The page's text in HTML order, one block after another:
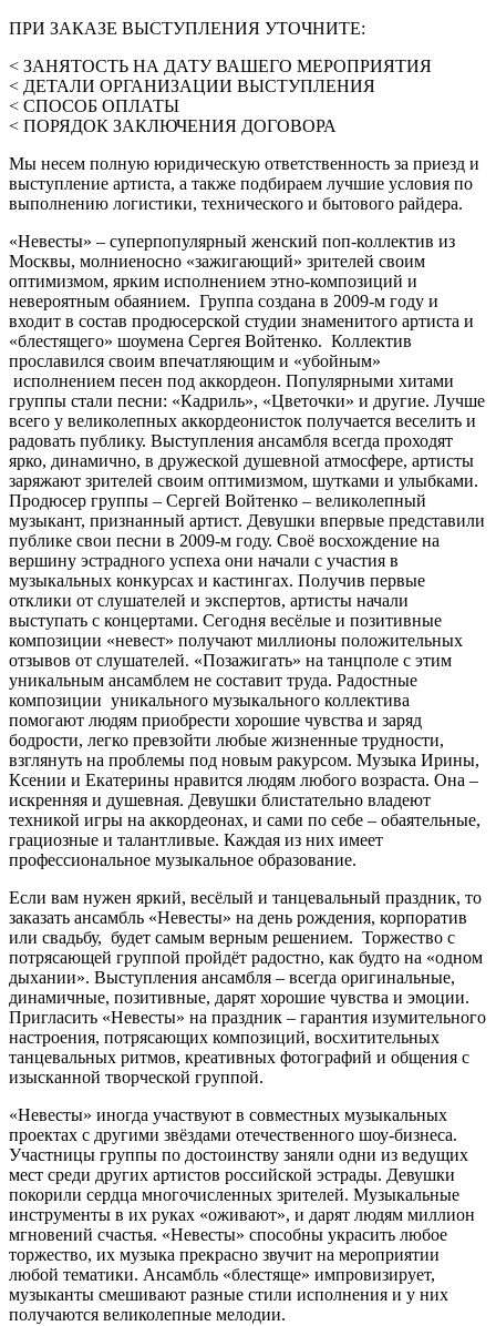
ПРИ ЗАКАЗЕ ВЫСТУПЛЕНИЯ УТОЧНИТЕ:
< ЗАНЯТОСТЬ НА ДАТУ ВАШЕГО МЕРОПРИЯТИЯ
< ДЕТАЛИ ОРГАНИЗАЦИИ ВЫСТУПЛЕНИЯ
< СПОСОБ ОПЛАТЫ
< ПОРЯДОК ЗАКЛЮЧЕНИЯ ДОГОВОРА
Мы несем полную юридическую ответственность за приезд и
выступление артиста, а также подбираем лучшие условия по
выполнению логистики, технического и бытового райдера.
«Невесты» – суперпопулярный женский поп-коллектив из
Москвы, молниеносно «зажигающий» зрителей своим
оптимизмом, ярким исполнением этно-композиций и
невероятным обаянием. Группа создана в 2009-м году и
входит в состав продюсерской студии знаменитого артиста и
«блестящего» шоумена Сергея Войтенко. Коллектив
прославился своим впечатляющим и «убойным»
исполнением песен под аккордеон. Популярными хитами
группы стали песни: «Кадриль», «Цветочки» и другие. Лучше
всего у великолепных аккордеонисток получается веселить и
радовать публику. Выступления ансамбля всегда проходят
ярко, динамично, в дружеской душевной атмосфере, артисты
заряжают зрителей своим оптимизмом, шутками и улыбками.
Продюсер группы – Сергей Войтенко – великолепный
музыкант, признанный артист. Девушки впервые представили
публике свои песни в 2009-м году. Своё восхождение на
вершину эстрадного успеха они начали с участия в
музыкальных конкурсах и кастингах. Получив первые
отклики от слушателей и экспертов, артисты начали
выступать с концертами. Сегодня весёлые и позитивные
композиции «невест» получают миллионы положительных
отзывов от слушателей. «Позажигать» на танцполе с этим
уникальным ансамблем не составит труда. Радостные
композиции уникального музыкального коллектива
помогают людям приобрести хорошие чувства и заряд
бодрости, легко превзойти любые жизненные трудности,
взглянуть на проблемы под новым ракурсом. Музыка Ирины,
Ксении и Екатерины нравится людям любого возраста. Она –
искренняя и душевная. Девушки блистательно владеют
техникой игры на аккордеонах, и сами по себе – обаятельные,
грациозные и талантливые. Каждая из них имеет
профессиональное музыкальное образование.
Если вам нужен яркий, весёлый и танцевальный праздник, то
заказать ансамбль «Невесты» на день рождения, корпоратив
или свадьбу, будет самым верным решением. Торжество с
потрясающей группой пройдёт радостно, как будто на «одном
дыхании». Выступления ансамбля – всегда оригинальные,
динамичные, позитивные, дарят хорошие чувства и эмоции.
Пригласить «Невесты» на праздник – гарантия изумительного
настроения, потрясающих композиций, восхитительных
танцевальных ритмов, креативных фотографий и общения с
изысканной творческой группой.
«Невесты» иногда участвуют в совместных музыкальных
проектах с другими звёздами отечественного шоу-бизнеса.
Участницы группы по достоинству заняли одни из ведущих
мест среди других артистов российской эстрады. Девушки
покорили сердца многочисленных зрителей. Музыкальные
инструменты в их руках «оживают», и дарят людям миллион
мгновений счастья. «Невесты» способны украсить любое
торжество, их музыка прекрасно звучит на мероприятии
любой тематики. Ансамбль «блестяще» импровизирует,
музыканты смешивают разные стили исполнения и у них
получаются великолепные мелодии.